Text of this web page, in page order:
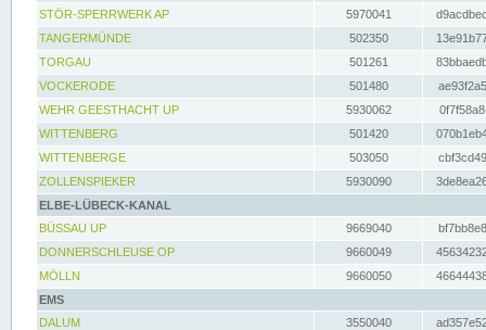
STÖR-SPERRWERK AP 5970041
TANGERMÜNDE
502350
TORGAU
501261
VOCKERODE
501480
WEHR GEESTHACHT UP
5930062
WITTENBERG
501420
WITTENBERGE
503050
ZOLLENSPIEKER
5930090
ELBE-LÜBECK-KANAL
BÜSSAU UP
9669040
DONNERSCHLEUSE OP
9660049
MÖLLN
9660050
EMS
DALUM
3550040